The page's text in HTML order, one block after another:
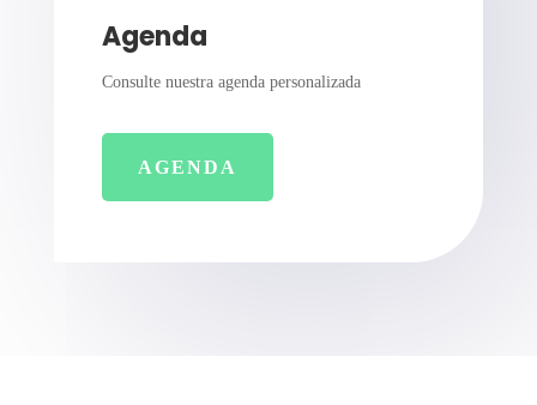
Agenda
Consulte nuestra agenda personalizada
AGENDA